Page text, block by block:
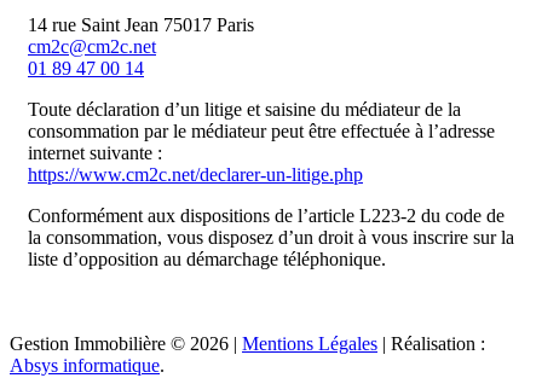
14 rue Saint Jean 75017 Paris
cm2c@cm2c.net
01 89 47 00 14
Toute déclaration d’un litige et saisine du médiateur de la
consommation par le médiateur peut être effectuée à l’adresse
internet suivante :
https://www.cm2c.net/declarer-un-litige.php
Conformément aux dispositions de l’article L223-2 du code de
la consommation, vous disposez d’un droit à vous inscrire sur la
liste d’opposition au démarchage téléphonique.
Gestion Immobilière © 2026 | Mentions Légales | Réalisation :
Absys informatique.